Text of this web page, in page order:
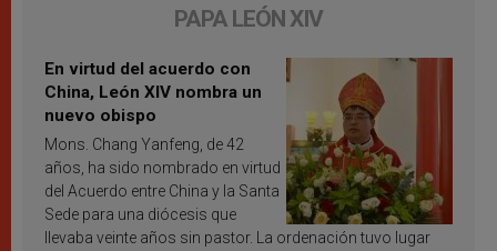
PAPA LEÓN XIV
En virtud del acuerdo con
China, León XIV nombra un
nuevo obispo
Mons. Chang Yanfeng, de 42
años, ha sido nombrado en virtud
del Acuerdo entre China y la Santa
Sede para una diócesis que
llevaba veinte años sin pastor. La ordenación tuvo lugar